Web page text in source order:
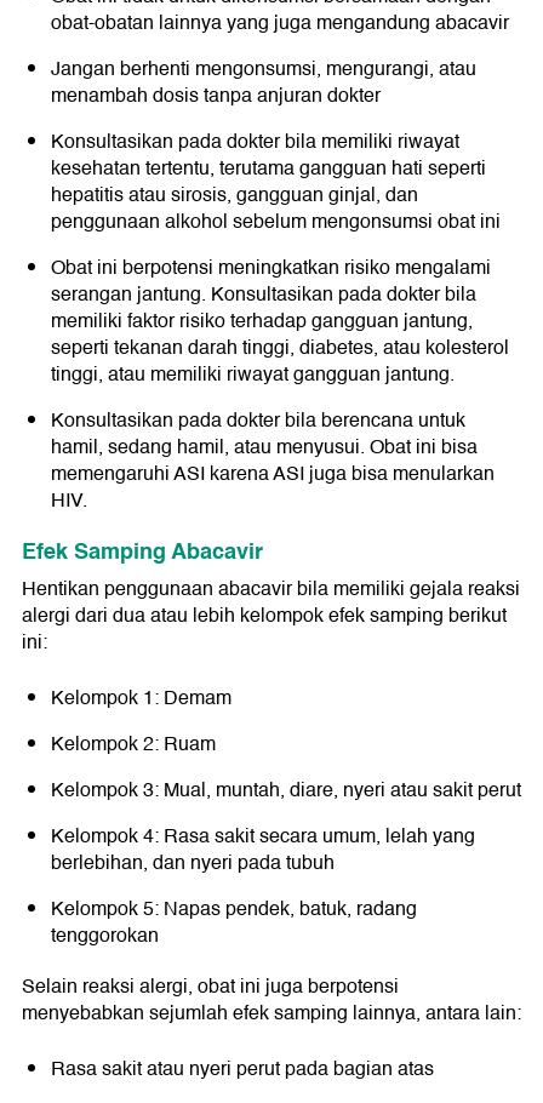
obat-obatan lainnya yang juga mengandung abacavir
Jangan berhenti mengonsumsi, mengurangi, atau
menambah dosis tanpa anjuran dokter
Konsultasikan pada dokter bila memiliki riwayat
kesehatan tertentu, terutama gangguan hati seperti
hepatitis atau sirosis, gangguan ginjal, dan
penggunaan alkohol sebelum mengonsumsi obat ini
Obat ini berpotensi meningkatkan risiko mengalami
serangan jantung. Konsultasikan pada dokter bila
memiliki faktor risiko terhadap gangguan jantung,
seperti tekanan darah tinggi, diabetes, atau kolesterol
tinggi, atau memiliki riwayat gangguan jantung.
Konsultasikan pada dokter bila berencana untuk
hamil, sedang hamil, atau menyusui. Obat ini bisa
memengaruhi ASI karena ASI juga bisa menularkan
HIV.
Efek Samping Abacavir
Hentikan penggunaan abacavir bila memiliki gejala reaksi
alergi dari dua atau lebih kelompok efek samping berikut
ini:
Kelompok 1: Demam
Kelompok 2: Ruam
Kelompok 3: Mual, muntah, diare, nyeri atau sakit perut
Kelompok 4: Rasa sakit secara umum, lelah yang
berlebihan, dan nyeri pada tubuh
Kelompok 5: Napas pendek, batuk, radang
tenggorokan
Selain reaksi alergi, obat ini juga berpotensi
menyebabkan sejumlah efek samping lainnya, antara lain:
Rasa sakit atau nyeri perut pada bagian atas